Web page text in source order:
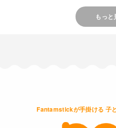
もっと
Fantamstickが手掛ける 子